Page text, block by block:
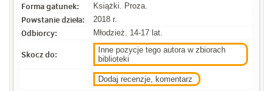
Forma gatunek: Książki. Proza.
Powstanie dzieła: 2018 r.
Odbiorcy: Młodzież. 14-17 lat.
Skocz do:
Inne pozycje tego autora w zbiorach
biblioteki
Dodaj recenzje, komentarz